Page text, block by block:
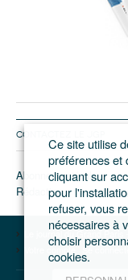
CONTACTEZ LE JGP
Abonnement/pub
Rédaction
Le journal du Grand
Votre compte
Se
Ce site utilise
préférences et
cliquant sur
pour
refuser, vous
nécessaires à
choisir
cookies.